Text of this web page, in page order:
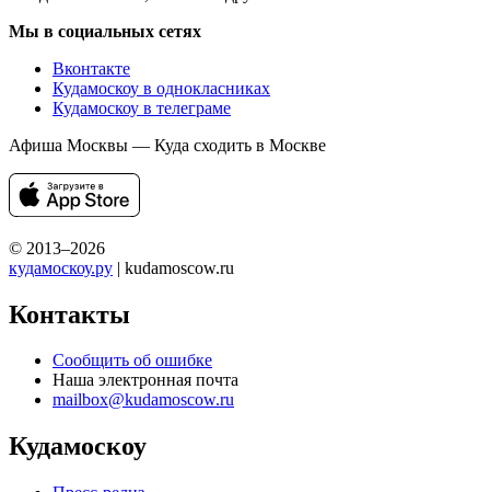
Мы в социальных сетях
Вконтакте
Кудамоскоу в однокласниках
Кудамоскоу в телеграме
Афиша Москвы — Куда сходить в Москве
© 2013–2026
кудамоскоу.ру | kudamoscow.ru
Контакты
Сообщить об ошибке
Наша электронная почта
mailbox@kudamoscow.ru
Кудамоскоу